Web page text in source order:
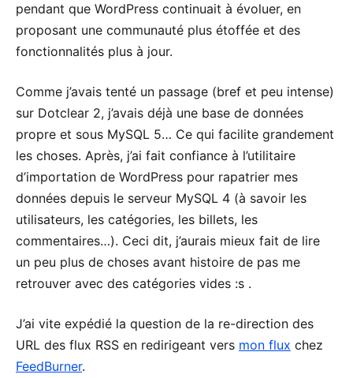
pendant que WordPress continuait à évoluer, en
proposant une communauté plus étoffée et des
fonctionnalités plus à jour.
Comme j’avais tenté un passage (bref et peu intense)
sur Dotclear 2, j’avais déjà une base de données
propre et sous MySQL 5… Ce qui facilite grandement
les choses. Après, j’ai fait confiance à l’utilitaire
d’importation de WordPress pour rapatrier mes
données depuis le serveur MySQL 4 (à savoir les
utilisateurs, les catégories, les billets, les
commentaires…). Ceci dit, j’aurais mieux fait de lire
un peu plus de choses avant histoire de pas me
retrouver avec des catégories vides :s .
J’ai vite expédié la question de la re-direction des
URL des flux RSS en redirigeant vers mon flux chez
FeedBurner.